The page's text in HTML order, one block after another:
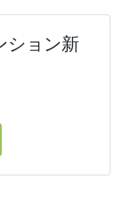
ション新